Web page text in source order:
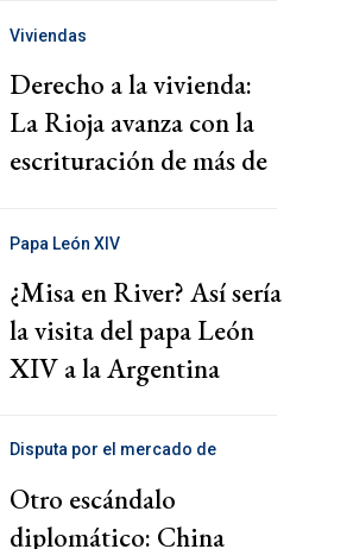
Viviendas
Derecho a la vivienda:
La Rioja avanza con la
escrituración de más de
Papa León XIV
¿Misa en River? Así sería
la visita del papa León
XIV a la Argentina
Disputa por el mercado de
Otro escándalo
diplomático: China